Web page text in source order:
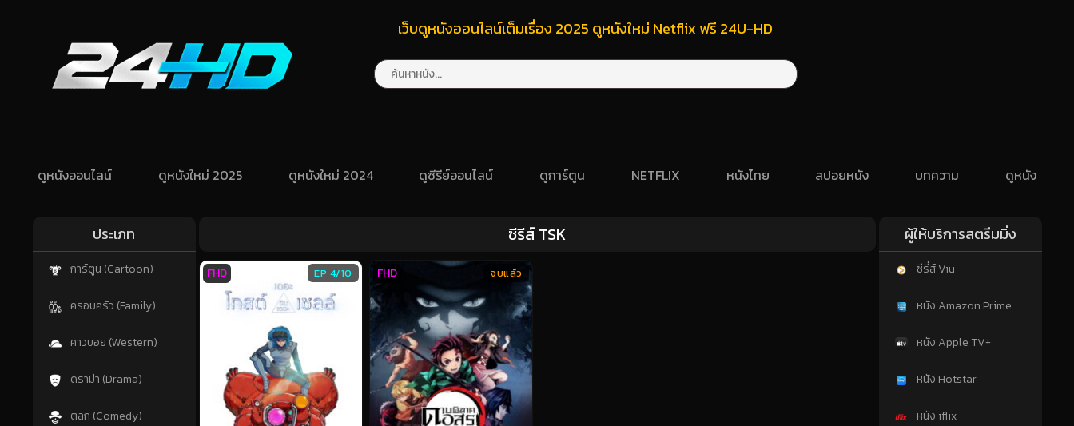
เว็บดูหนังออนไลน์เต็มเรื่อง 2025 ดูหนังใหม่ Netflix ฟรี 24U-HD
ดูหนังออนไลน์ ดูหนังใหม่ 2025 ดูหนังใหม่ 2024 ดูซีรีย์ออนไลน์ ดูการ์ตูน NETFLIX หนังไทย สปอยหนัง บทความ ดูหนัง
ประเภท
การ์ตูน (Cartoon)
ครอบครัว (Family)
คาวบอย (Western)
ดราม่า (Drama)
ตลก (Comedy)
ซีรีส์ TSK
EP 4/10
FHD จบแล้ว
FHD
ผู้ให้บริการสตรีมมิ่ง
ซีรี่ส์ Viu
หนัง Amazon Prime
หนัง Apple TV+
หนัง Hotstar
หนัง iflix